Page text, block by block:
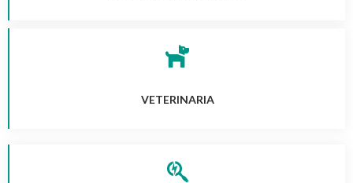
VETERINARIA